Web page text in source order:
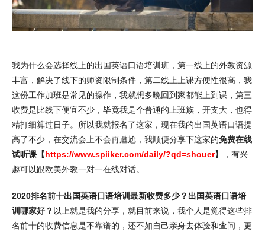
我为什么会选择线上的出国英语口语培训班，第一线上的外教资源
丰富，解决了线下的师资限制条件，第二线上上课方便性很高，我
这份工作加班是常见的操作，我就想多晚回到家都能上到课，第三
收费是比线下便宜不少，毕竟我是个普通的上班族，开支大，也得
精打细算过日子。所以我就报名了这家，现在我的出国英语口语提
高了不少，在交流会上不会再尴尬，我顺便分享下这家的免费在线
试听课【https://www.spiiker.com/daily/?qd=shouer】
，有兴
趣可以跟欧美外教一对一在线对话。
2020排名前十出国英语口语培训最新收费多少？出国英语口语培
训哪家好？ 以上就是我的分享，就目前来说，我个人是觉得这些排
名前十的收费信息是不靠谱的，还不如自己亲身去体验和查问，更